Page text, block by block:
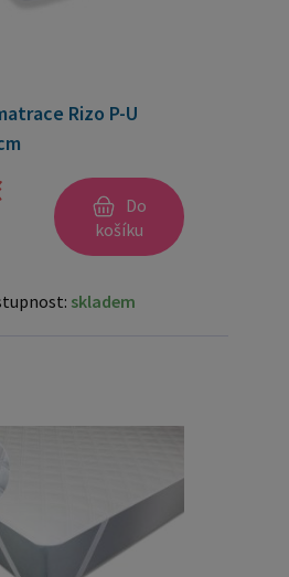
Rizo P-U
Do
košíku
skladem